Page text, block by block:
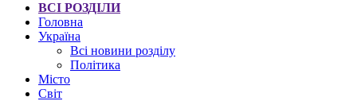
ВСІ РОЗДІЛИ
Головна
Україна
Всі новини розділу
Політика
Місто
Світ